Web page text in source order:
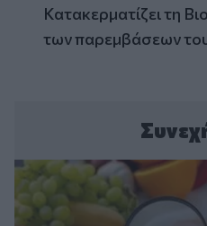
Κατακερματίζει τη
των παρεμβάσεων